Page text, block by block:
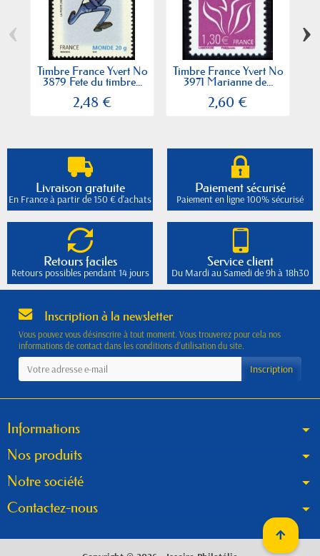
Timbre France Yvert No
3879 Fete du timbre...
2,48 €
Timbre France Yvert No
3971 Marianne de...
2,60 €
‹ ›
Livraison gratuite
En France à partir de 150 € d'achats
Paiement sécurisé
Paiement en ligne 100% sécurisé
Retours faciles
Retours possibles pendant 14 jours
Service client
Du Mardi au Samedi de 9h à 18h30
Inscription à la newsletter
Vous pouvez vous désinscrire à tout moment. Vous trouverez pour cela nos
informations de contact dans les conditions d'utilisation du site.
Informations
Nos produits
Notre société
Contactez-nous